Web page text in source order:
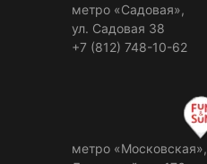
метро «Садовая»,
ул. Садовая 38
+7 (812) 748-10-62
метро «Московская»,